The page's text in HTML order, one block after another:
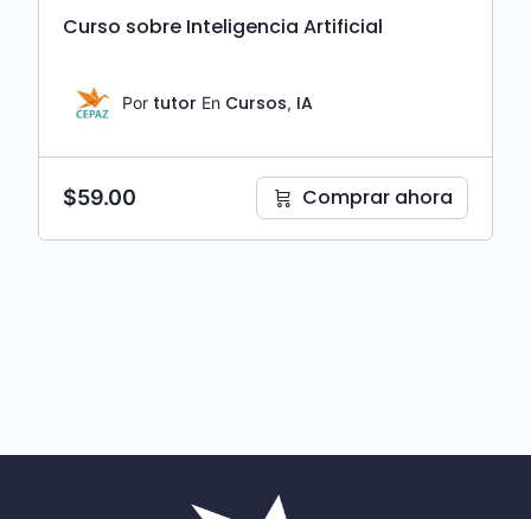
Curso sobre Inteligencia Artificial
Por tutor En Cursos, IA
$59.00 Comprar ahora